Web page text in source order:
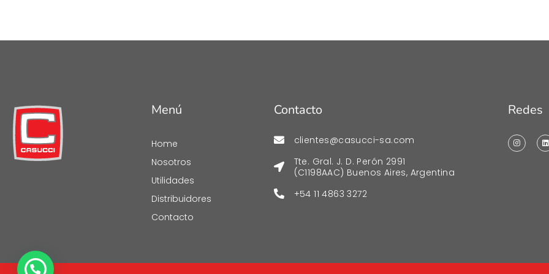
Menú
Home
Nosotros
Utilidades
Distribuidores
Contacto
Contacto
clientes@casucci-sa.com
Tte. Gral. J. D. Perón 2991
(C1198AAC) Buenos Aires, Argentina
+54 11 4863 3272
Redes